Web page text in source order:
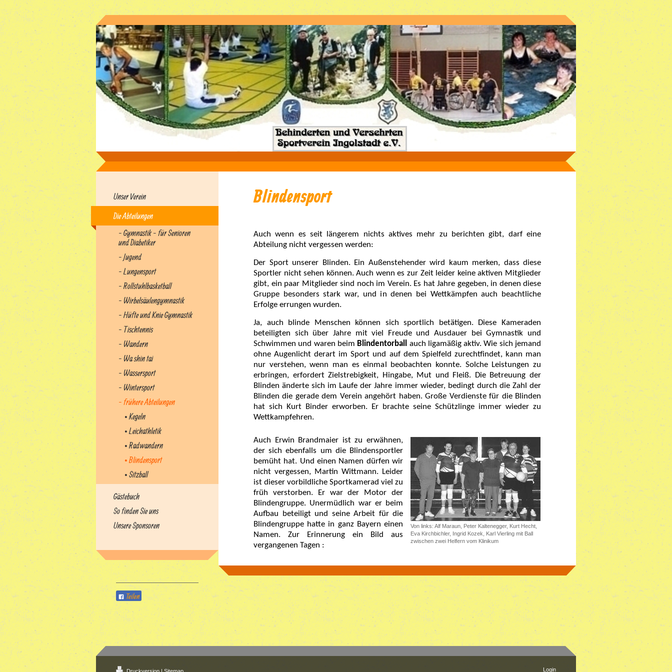
Unser Verein
Die Abteilungen
- Gymnastik - für Senioren
und Diabetiker
- Jugend
- Lungensport
- Rollstuhlbasketball
- Wirbelsäulengymnastik
- Hüfte und Knie Gymnastik
- Tischtennis
- Wandern
- Wa shin tai
- Wassersport
- Wintersport
- frühere Abteilungen
• Kegeln
• Leichathletik
• Radwandern
• Blindensport
• Sitzball
Gästebuch
So finden Sie uns
Unsere Sponsoren
Teilen
Blindensport
Auch wenn es seit längerem nichts aktives mehr zu berichten gibt, darf eine
Abteilung nicht vergessen werden:
Der Sport unserer Blinden. Ein Außenstehender wird kaum merken, dass diese
Sportler nicht sehen können. Auch wenn es zur Zeit leider keine aktiven Mitglieder
gibt, ein paar Mitglieder sind noch im Verein. Es hat Jahre gegeben, in denen diese
Gruppe besonders stark war, und in denen bei Wettkämpfen auch beachtliche
Erfolge errungen wurden.
Ja, auch blinde Menschen können sich sportlich betätigen. Diese Kameraden
beteiligten sich über Jahre mit viel Freude und Ausdauer bei Gymnastik und
Schwimmen und waren beim Blindentorball
auch ligamäßig aktiv. Wie sich jemand
ohne Augenlicht derart im Sport und auf dem Spielfeld zurechtfindet, kann man
nur verstehen, wenn man es einmal beobachten konnte. Solche Leistungen zu
erbringen, erfordert Zielstrebigkeit, Hingabe, Mut und Fleiß. Die Betreuung der
Blinden änderte sich im Laufe der Jahre immer wieder, bedingt durch die Zahl der
Blinden die gerade dem Verein angehört haben. Große Verdienste für die Blinden
hat sich Kurt Binder erworben. Er brachte seine Schützlinge immer wieder zu
Wettkampfehren.
Von links: Alf Maraun, Peter Kaltenegger, Kurt Hecht,
Eva Kirchbichler, Ingrid Kozek, Karl Vierling mit Ball
zwischen zwei Helfern vom Klinikum
Auch Erwin Brandmaier ist zu erwähnen,
der sich ebenfalls um die Blindensportler
bemüht hat. Und einen Namen dürfen wir
nicht vergessen, Martin Wittmann. Leider
ist dieser vorbildliche Sportkamerad viel zu
früh verstorben. Er war der Motor der
Blindengruppe. Unermüdlich war er beim
Aufbau beteiligt und seine Arbeit für die
Blindengruppe hatte in ganz Bayern einen
Namen. Zur Erinnerung ein Bild aus
vergangenen Tagen :
Login